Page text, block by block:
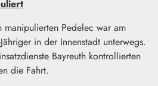
manipulierten Pedelec war am
in der Innenstadt unterwegs.
Bayreuth kontrollierten
die Fahrt.